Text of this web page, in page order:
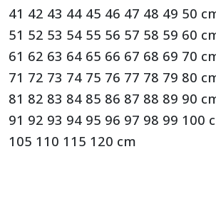
41 42 43 44 45 46 47 48 49 50
51 52 53 54 55 56 57 58 59 60
61 62 63 64 65 66 67 68 69 70
71 72 73 74 75 76 77 78 79 80
81 82 83 84 85 86 87 88 89 90
91 92 93 94 95 96 97 98 99 100
105 110 115 120 cm